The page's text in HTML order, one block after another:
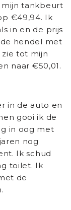
tankbeurt
€49,94. Ik
in en de prijs
hendel met
tot mijn
naar €50,01.
in de auto en
gooi ik de
in oog met
nog
Ik schud
toilet. Ik
de